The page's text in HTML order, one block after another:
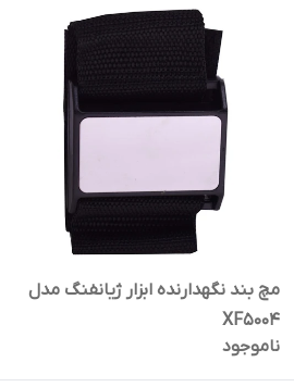
مچ بند نگهدارنده ابزار ژیانفنگ مدل
XF5004
ناموجود